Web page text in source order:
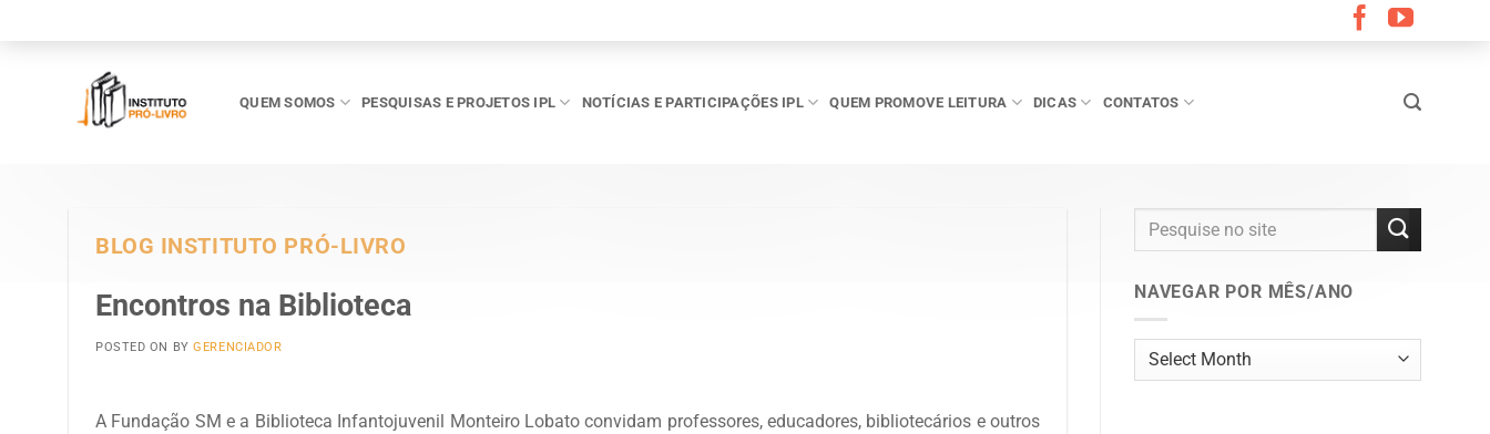
QUEM SOMOS PESQUISAS E PROJETOS IPL NOTÍCIAS E PARTICIPAÇÕES IPL QUEM PROMOVE LEITURA DICAS CONTATOS
BLOG INSTITUTO PRÓ-LIVRO
Encontros na Biblioteca
POSTED ON BYGERENCIADOR
A Fundação SM e a Biblioteca Infantojuvenil Monteiro Lobato convidam professores, educadores, bibliotecários e outros
NAVEGAR POR MÊS/ANO
Navegar
por